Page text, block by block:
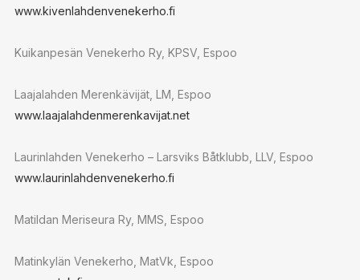
www.kivenlahdenvenekerho.fi
Kuikanpesän Venekerho Ry, KPSV, Espoo
Laajalahden Merenkävijät, LM, Espoo
www.laajalahdenmerenkavijat.net
Laurinlahden Venekerho – Larsviks Båtklubb, LLV, Espoo
www.laurinlahdenvenekerho.fi
Matildan Meriseura Ry, MMS, Espoo
Matinkylän Venekerho, MatVk, Espoo